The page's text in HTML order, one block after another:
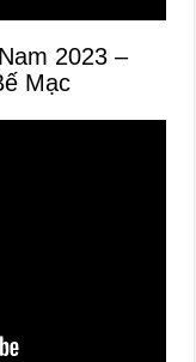
2023 –
Mạc